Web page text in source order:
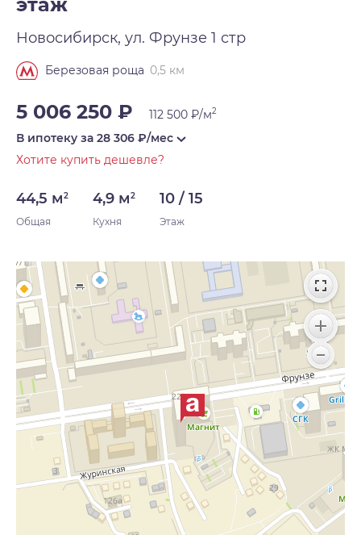
этаж
Новосибирск, ул. Фрунзе 1 стр
Березовая роща 0,5 км
5 006 250 ₽ 112 500 ₽/м2
В ипотеку за 28 306 ₽/мес
Хотите купить дешевле?
44,5 м2
Общая
4,9 м2
Кухня
10 / 15
Этаж